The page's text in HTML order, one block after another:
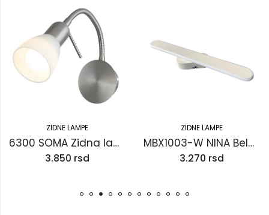
ZIDNE LAMPE
6300 SOMA Zidna lampa
3.850 rsd
ZIDNE LAMPE
MBX1003-W NINA Bela Zidna lampa
3.270 rsd